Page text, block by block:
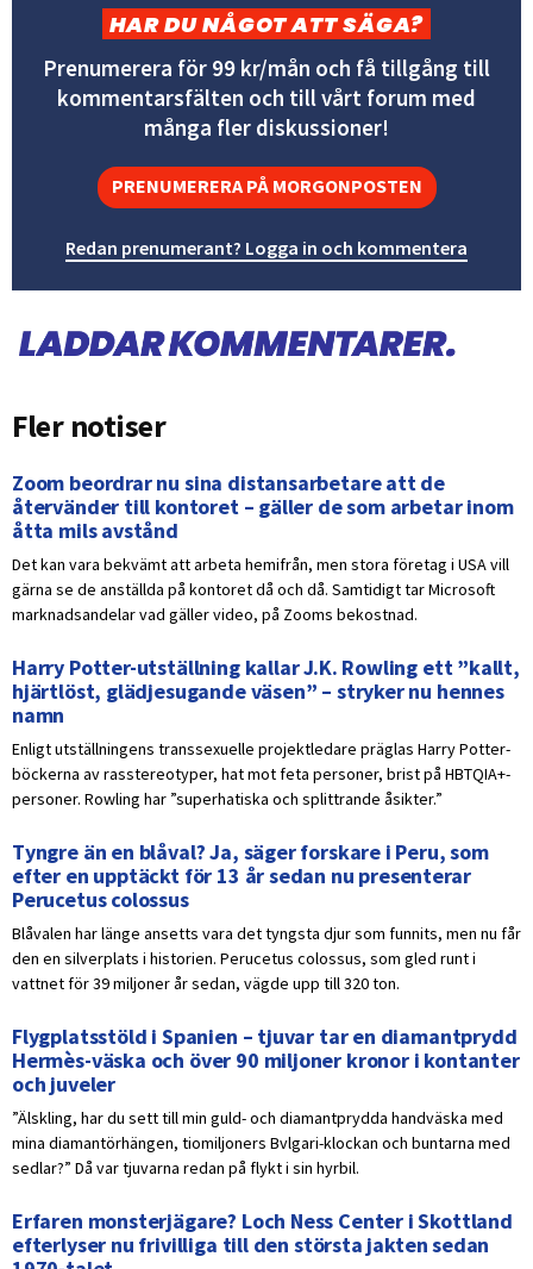
HAR DU NÅGOT ATT SÄGA?
Prenumerera för 99 kr/mån och få tillgång till
kommentarsfälten och till vårt forum med
många fler diskussioner!
PRENUMERERA PÅ MORGONPOSTEN
Redan prenumerant? Logga in och kommentera
Fler notiser
Zoom beordrar nu sina distansarbetare att de
återvänder till kontoret – gäller de som arbetar inom
åtta mils avstånd
Det kan vara bekvämt att arbeta hemifrån, men stora företag i USA vill
gärna se de anställda på kontoret då och då. Samtidigt tar Microsoft
marknadsandelar vad gäller video, på Zooms bekostnad.
Harry Potter-utställning kallar J.K. Rowling ett ”kallt,
hjärtlöst, glädjesugande väsen” – stryker nu hennes
namn
Enligt utställningens transsexuelle projektledare präglas Harry Potter-
böckerna av rasstereotyper, hat mot feta personer, brist på HBTQIA+-
personer. Rowling har ”superhatiska och splittrande åsikter.”
Tyngre än en blåval? Ja, säger forskare i Peru, som
efter en upptäckt för 13 år sedan nu presenterar
Perucetus colossus
Blåvalen har länge ansetts vara det tyngsta djur som funnits, men nu får
den en silverplats i historien. Perucetus colossus, som gled runt i
vattnet för 39 miljoner år sedan, vägde upp till 320 ton.
Flygplatsstöld i Spanien – tjuvar tar en diamantprydd
Hermès-väska och över 90 miljoner kronor i kontanter
och juveler
”Älskling, har du sett till min guld- och diamantprydda handväska med
mina diamantörhängen, tiomiljoners Bvlgari-klockan och buntarna med
sedlar?” Då var tjuvarna redan på flykt i sin hyrbil.
Erfaren monsterjägare? Loch Ness Center i Skottland
efterlyser nu frivilliga till den största jakten sedan